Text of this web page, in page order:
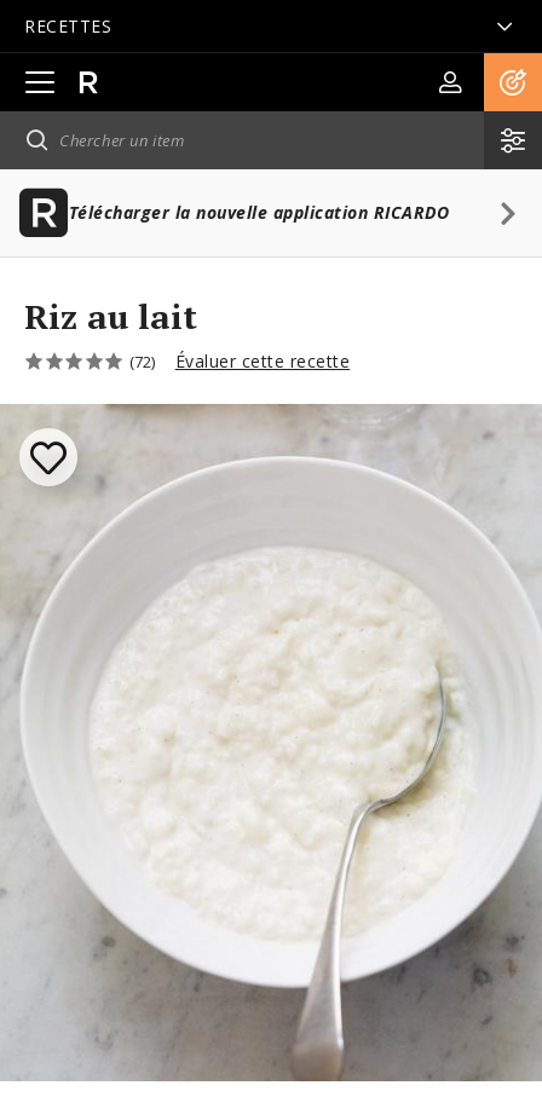
RECETTES
Ouvrir
la
navigation
principale
Télécharger la nouvelle application RICARDO
Riz au lait
(72) Évaluer cette recette